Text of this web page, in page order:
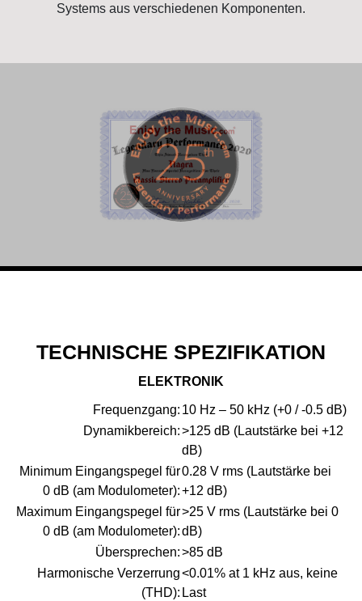
Systems aus verschiedenen Komponenten.
TECHNISCHE SPEZIFIKATION
ELEKTRONIK
Frequenzgang: 10 Hz – 50 kHz (+0 / -0.5 dB)
Dynamikbereich:>125 dB (Lautstärke bei +12
dB)
Minimum Eingangspegel für
0 dB (am Modulometer):
0.28 V rms (Lautstärke bei
+12 dB)
Maximum Eingangspegel für
0 dB (am Modulometer):
>25 V rms (Lautstärke bei 0
dB)
Übersprechen:>85 dB
Harmonische Verzerrung
(THD):
<0.01% at 1 kHz aus, keine
Last